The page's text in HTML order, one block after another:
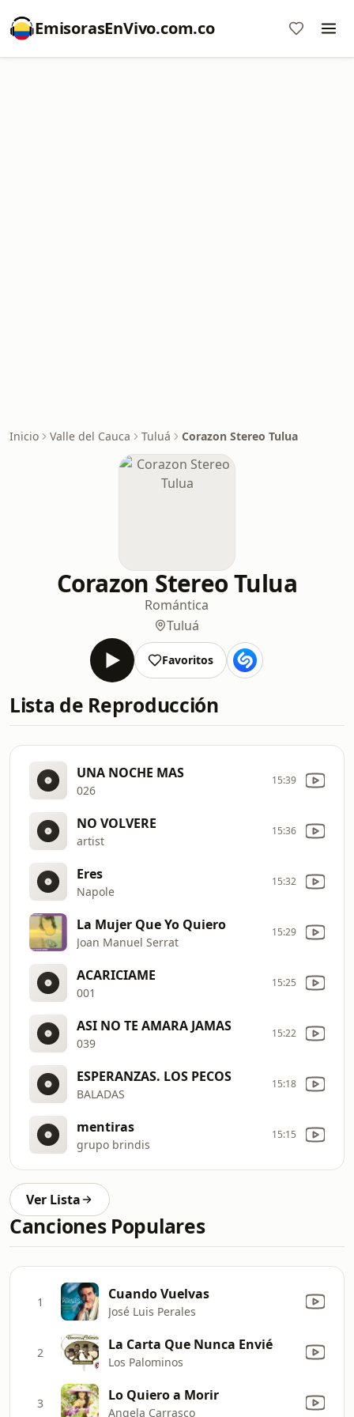
EmisorasEnVivo.com.co
Inicio Valle del Cauca Tuluá Corazon Stereo Tulua
Corazon Stereo Tulua
Romántica
Tuluá
Favoritos
Lista de Reproducción
UNA NOCHE MAS
026
15:39
NO VOLVERE
artist
15:36
Eres
Napole
15:32
La Mujer Que Yo Quiero
Joan Manuel Serrat
15:29
ACARICIAME
001
15:25
ASI NO TE AMARA JAMAS
039
15:22
ESPERANZAS. LOS PECOS
BALADAS
15:18
mentiras
grupo brindis
15:15
Ver Lista
Canciones Populares
1 Cuando Vuelvas
José Luis Perales
2 La Carta Que Nunca Envié
Los Palominos
3 Lo Quiero a Morir
Angela Carrasco